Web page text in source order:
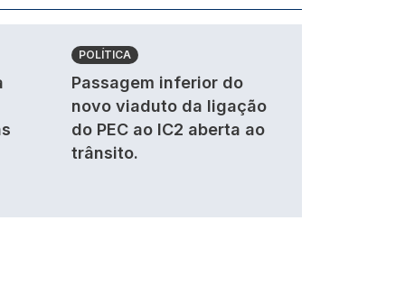
POLÍTICA
Passagem inferior do
novo viaduto da ligação
do PEC ao IC2 aberta ao
trânsito.